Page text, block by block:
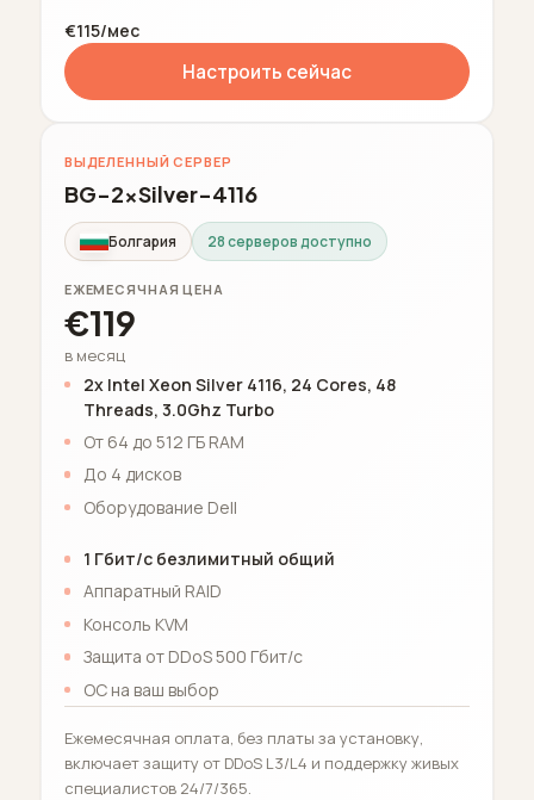
€115/мес
Настроить сейчас
ВЫДЕЛЕННЫЙ СЕРВЕР
BG-2xSilver-4116
Болгария 28 серверов доступно
ЕЖЕМЕСЯЧНАЯ ЦЕНА
€119
в месяц
2x Intel Xeon Silver 4116, 24 Cores, 48
Threads, 3.0Ghz Turbo
От 64 до 512 ГБ RAM
До 4 дисков
Оборудование Dell
1 Гбит/с безлимитный общий
Аппаратный RAID
Консоль KVM
Защита от DDoS 500 Гбит/с
ОС на ваш выбор
Ежемесячная оплата, без платы за установку,
включает защиту от DDoS L3/L4 и поддержку живых
специалистов 24/7/365.